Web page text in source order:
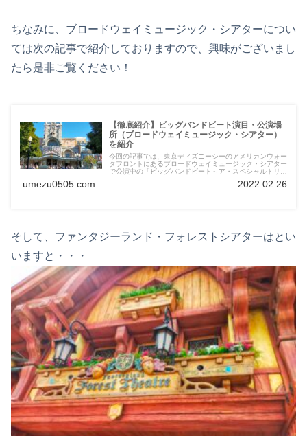
ちなみに、ブロードウェイミュージック・シアターについ
ては次の記事で紹介しておりますので、興味がございまし
たら是非ご覧ください！
【徹底紹介】ビッグバンドビート演目・公演場
所（ブロードウェイミュージック・シアター）
を紹介
今回の記事では、東京ディズニーシーのアメリカンウォー
タフロントにあるブロードウェイミュージック・シアター
で公演中の「ビッグバンドビート～ア・スペシャルトリー
シアターについて紹介させていただきます。
umezu0505.com 2022.02.26
そして、ファンタジーランド・フォレストシアターはとい
いますと・・・